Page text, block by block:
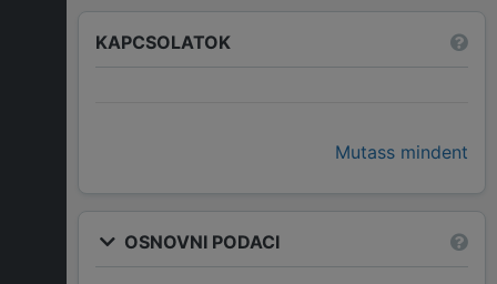
KAPCSOLATOK
Mutass mindent
OSNOVNI PODACI